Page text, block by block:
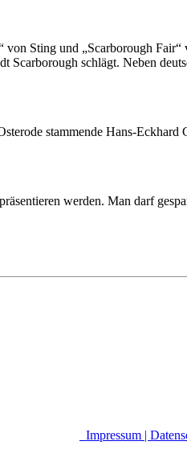
Sting und „Scarborough
Scarborough schlägt. Neben
stammende Hans-
werden. Man darf
| 2016
Impressum |